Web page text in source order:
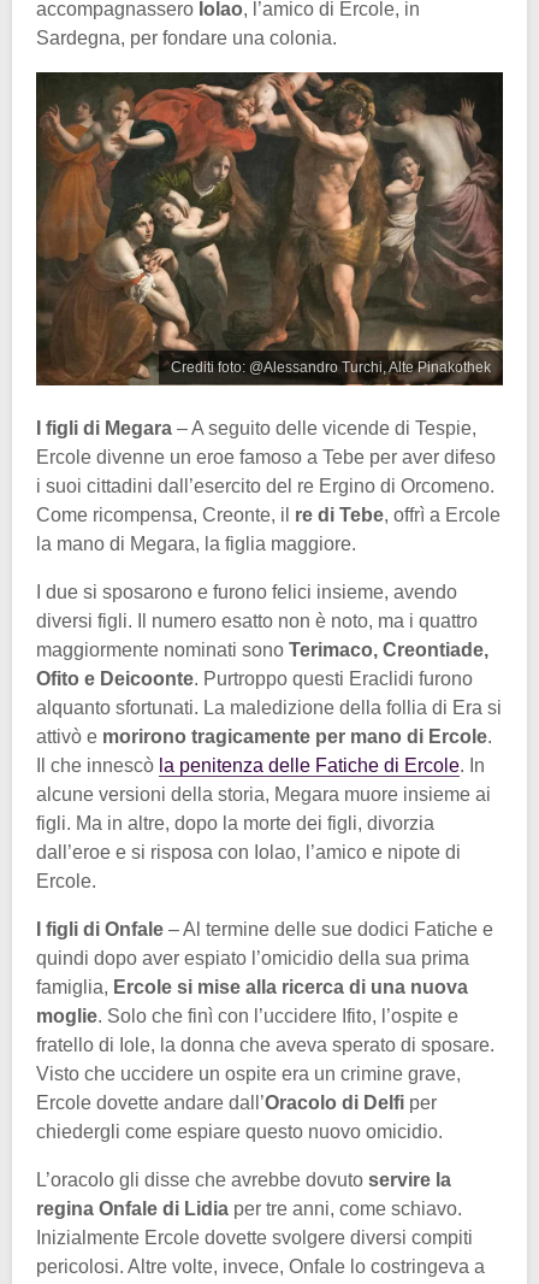
accompagnassero Iolao, l’amico di Ercole, in
Sardegna, per fondare una colonia.
Crediti foto: @Alessandro Turchi, Alte Pinakothek
I figli di Megara – A seguito delle vicende di Tespie,
Ercole divenne un eroe famoso a Tebe per aver difeso
i suoi cittadini dall’esercito del re Ergino di Orcomeno.
Come ricompensa, Creonte, il re di Tebe, offrì a Ercole
la mano di Megara, la figlia maggiore.
I due si sposarono e furono felici insieme, avendo
diversi figli. Il numero esatto non è noto, ma i quattro
maggiormente nominati sono Terimaco, Creontiade,
Ofito e Deicoonte. Purtroppo questi Eraclidi furono
alquanto sfortunati. La maledizione della follia di Era si
attivò e morirono tragicamente per mano di Ercole.
Il che innescò la penitenza delle Fatiche di Ercole. In
alcune versioni della storia, Megara muore insieme ai
figli. Ma in altre, dopo la morte dei figli, divorzia
dall’eroe e si risposa con Iolao, l’amico e nipote di
Ercole.
I figli di Onfale – Al termine delle sue dodici Fatiche e
quindi dopo aver espiato l’omicidio della sua prima
famiglia, Ercole si mise alla ricerca di una nuova
moglie. Solo che finì con l’uccidere Ifito, l’ospite e
fratello di Iole, la donna che aveva sperato di sposare.
Visto che uccidere un ospite era un crimine grave,
Ercole dovette andare dall’Oracolo di Delfi per
chiedergli come espiare questo nuovo omicidio.
L’oracolo gli disse che avrebbe dovuto servire la
regina Onfale di Lidia per tre anni, come schiavo.
Inizialmente Ercole dovette svolgere diversi compiti
pericolosi. Altre volte, invece, Onfale lo costringeva a